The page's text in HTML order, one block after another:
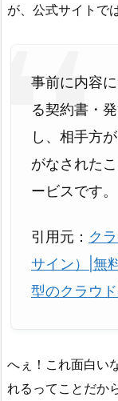
が、公式サイトで
事前に内容
る契約書・
し、相手方
がなされた
ービスです。
引用元： ク
サイン）|無
型のクラウ
へぇ！これ面白い
れるってことだか